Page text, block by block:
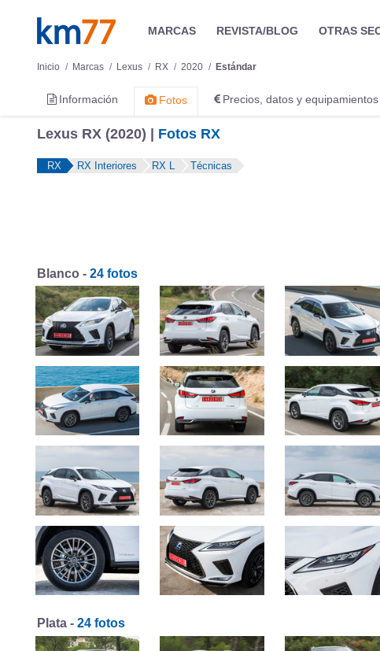
MARCAS REVISTA/BLOG OTRAS
Inicio Marcas Lexus RX 2020 Estándar
Información Fotos Precios, datos y equipamientos
Lexus RX (2020) | Fotos RX
RX RX Interiores RX L Técnicas
Blanco - 24 fotos
Plata - 24 fotos